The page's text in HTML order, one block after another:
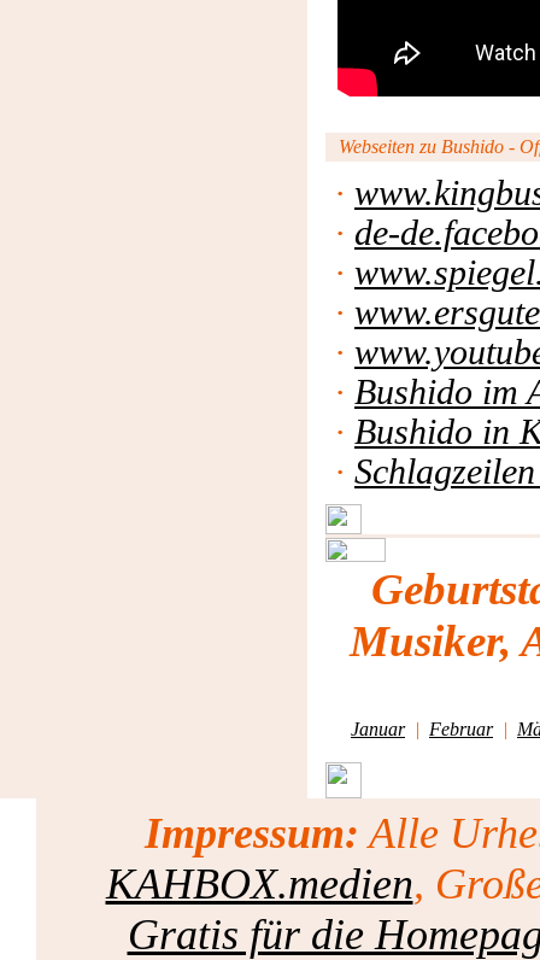
Webseiten zu Bushido -
·
· de-
·
·
·
· Bushido im
· Bushido in
·
Musiker,
Januar| Februar|
Impressum: Alle
KAHBOX.medien,
Gratis für die